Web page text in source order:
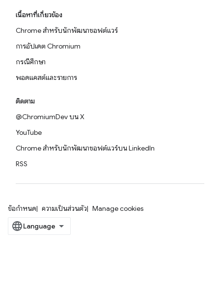
เนื้อหาที่เกี่ยวข้อง
Chrome สำหรับนักพัฒนาซอฟต์แวร์
การอัปเดต Chromium
กรณีศึกษา
พอดแคสต์และรายการ
ติดตาม
@ChromiumDev บน X
YouTube
Chrome สำหรับนักพัฒนาซอฟต์แวร์บน LinkedIn
RSS
ข้อกำหนด ความเป็นส่วนตัว Manage cookies